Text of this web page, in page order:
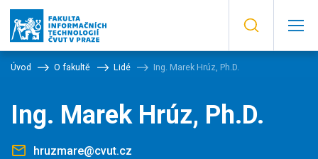
Úvod O fakultě Lidé Ing. Marek Hrúz, Ph.D.
Ing. Marek Hrúz, Ph.D.
hruzmare@cvut.cz